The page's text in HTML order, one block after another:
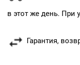
в этот же день. При
Гарантия,